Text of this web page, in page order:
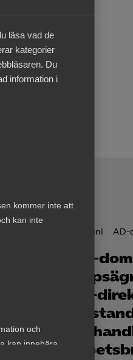
läsa vad de
kategorier
Du
information i
kommer inte att
kan inte
och
kan innebära
1 juni AD-
AD-
EU-